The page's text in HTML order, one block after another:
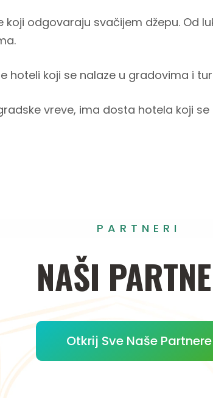
koji odgovaraju svačijem džepu. Od
hoteli koji se nalaze u gradovima i
vreve, ima dosta hotela koji
PARTNERI
NAŠI
Otkrij Sve Naše Partnere